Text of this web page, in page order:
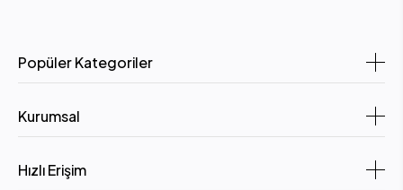
Popüler Kategoriler
Kurumsal
Hızlı Erişim